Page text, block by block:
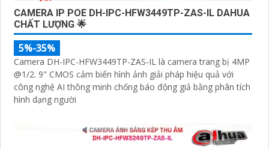
CAMERA IP POE DH-IPC-HFW3449TP-ZAS-IL DAHUA
CHẤT LƯỢNG 🌟
5%-35%
Camera DH-IPC-HFW3449TP-ZAS-IL là camera trang bị 4MP
@1/2. 9" CMOS cảm biến hình ảnh giải pháp hiệu quả với
công nghệ AI thông minh chống báo động giả bằng phân tích
hình dạng người